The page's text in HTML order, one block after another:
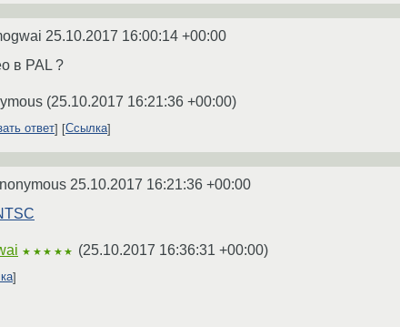
25.10.2017 16:00:14 +00:00
в PAL ?
(25.10.2017 16:21:36 +00:00)
ответ Ссылка
25.10.2017 16:21:36 +00:00
★★★★★ (25.10.2017 16:36:31 +00:00)